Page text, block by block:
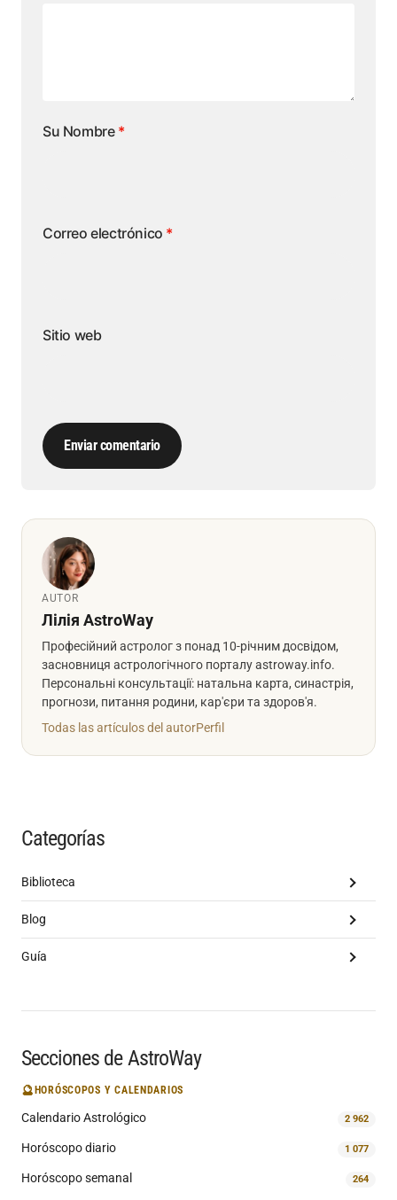
Su Nombre *
Correo electrónico *
Sitio web
Enviar comentario
AUTOR
Лілія AstroWay
Професійний астролог з понад 10-річним досвідом,
засновниця астрологічного порталу astroway.info.
Персональні консультації: натальна карта, синастрія,
прогнози, питання родини, кар'єри та здоров'я.
Todas las artículos del autorPerfil
Categorías
Biblioteca
Blog
Guía
Secciones de AstroWay
🔮HORÓSCOPOS Y CALENDARIOS
Calendario Astrológico 2 962
Horóscopo diario 1 077
Horóscopo semanal 264